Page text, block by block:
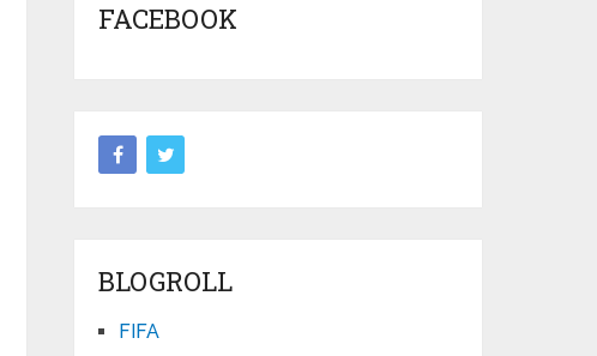
FACEBOOK
BLOGROLL
FIFA